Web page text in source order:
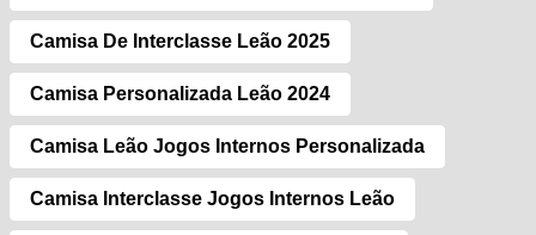
Camisa De Interclasse Leão 2025
Camisa Personalizada Leão 2024
Camisa Leão Jogos Internos Personalizada
Camisa Interclasse Jogos Internos Leão